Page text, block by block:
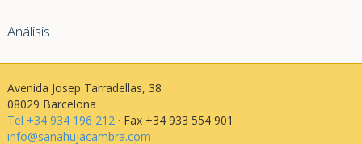
Análisis
Avenida Josep Tarradellas, 38
08029 Barcelona
Tel +34 934 196 212· Fax +34 933 554 901
info@sanahujacambra.com